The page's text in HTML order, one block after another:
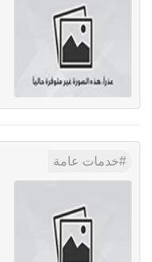
خدمات عامة